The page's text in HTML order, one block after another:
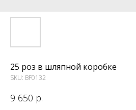
25 роз в шляпной коробке
SKU: BF0132
9 650 р.